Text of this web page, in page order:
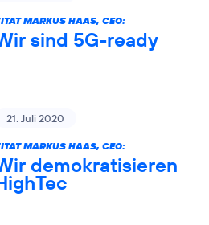
MARKUS HAAS, CEO:
sind 5G-ready
21. Juli 2020
MARKUS HAAS, CEO:
demokratisieren